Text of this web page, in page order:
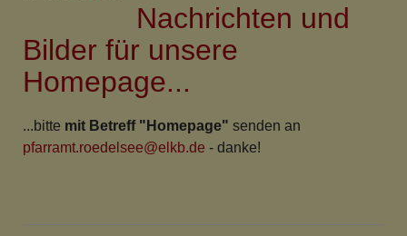
Unsere
Gemeindepfarrerin
Raffaela
Meiser
Nachrichten und
Bilder für unsere
Homepage...
...bitte mit Betreff "Homepage" senden an
pfarramt.roedelsee@elkb.de - danke!